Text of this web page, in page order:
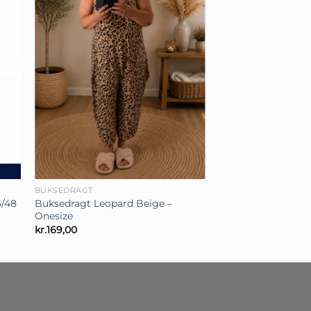
48
+
BUKSEDRAGT
Buksedragt Leopard Beige –
Onesize
kr.169,00